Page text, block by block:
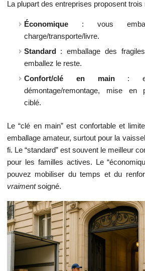
La plupart des entreprises proposent trois
Économique: vous
charge/transporte/livre.
Standard
: emballage des
emballez le reste.
Confort/clé en main:
démontage/remontage, mise en
ciblé.
Le “clé en main” est confortable et
emballage amateur, surtout pour la
fi. Le “standard” est souvent le meilleur
pour les familles actives. Le
pouvez mobiliser du temps et du
vraimentsoigné.